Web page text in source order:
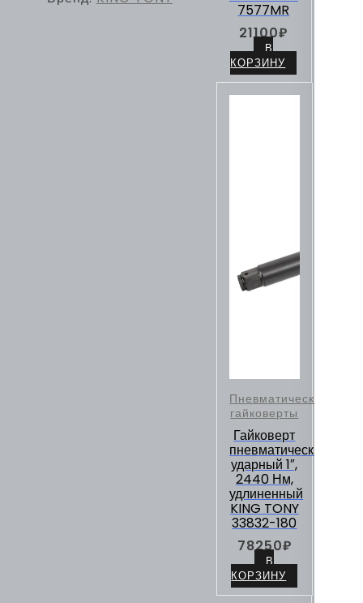
7577MR
21100₽
В
КОРЗИНУ
Пневматические
гайковерты
Гайковерт
пневматический
ударный 1″,
2440 Нм,
удлиненный
KING TONY
33832-180
78250₽
В
КОРЗИНУ